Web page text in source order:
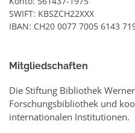
SWIFT: KBSZCH22XXX
IBAN: CH20 0077 7005 6143
Mitgliedschaften
Die Stiftung Bibliothek
Forschungsbibliothek und
internationalen Institutionen.